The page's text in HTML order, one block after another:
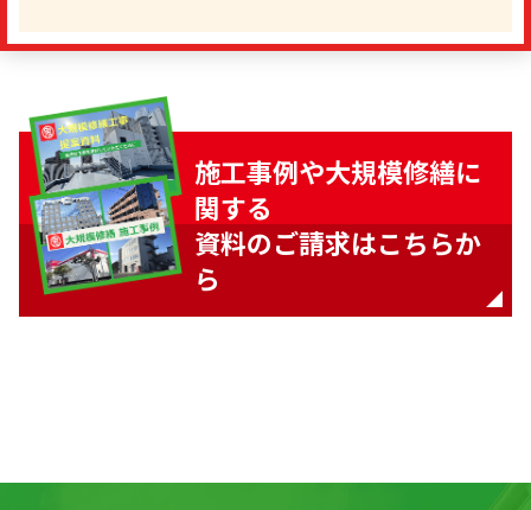
施工事例や大規模修繕に
関する
資料のご請求はこちらか
ら